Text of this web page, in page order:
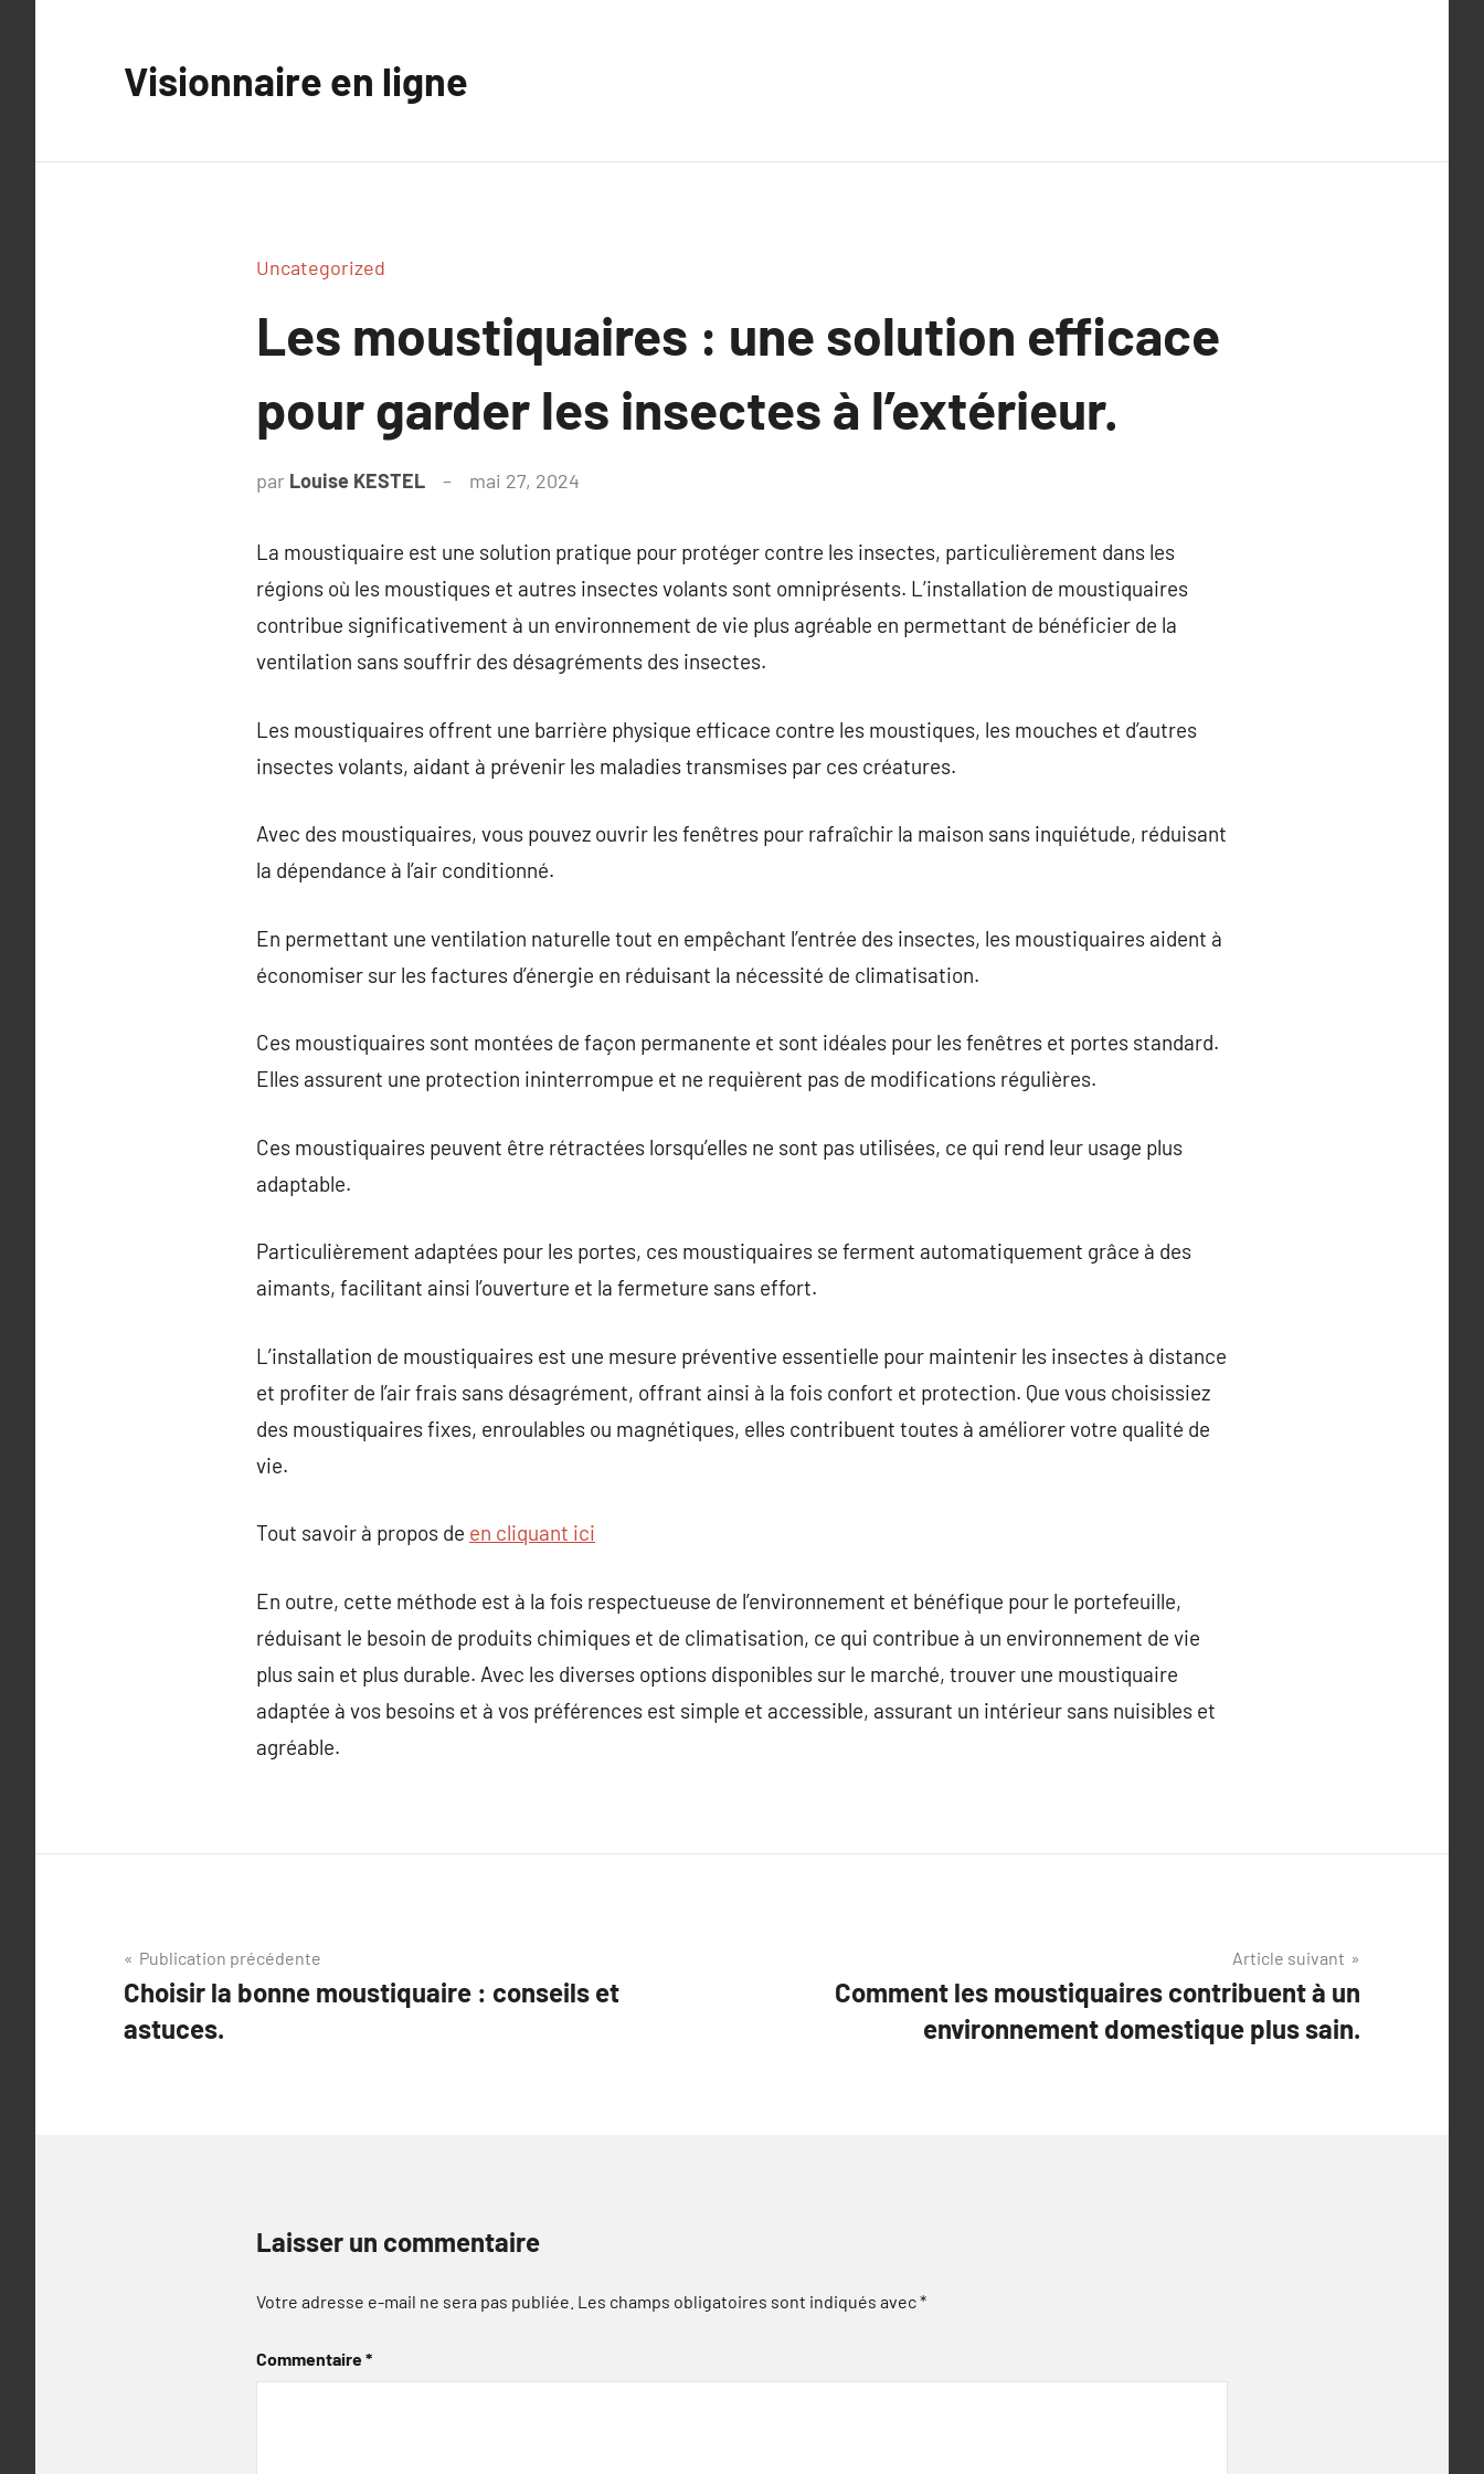
Visionnaire en ligne
Uncategorized
Les moustiquaires : une solution efficace
pour garder les insectes à l’extérieur.
par Louise KESTEL mai 27, 2024
La moustiquaire est une solution pratique pour protéger contre les insectes, particulièrement dans les
régions où les moustiques et autres insectes volants sont omniprésents. L’installation de moustiquaires
contribue significativement à un environnement de vie plus agréable en permettant de bénéficier de la
ventilation sans souffrir des désagréments des insectes.
Les moustiquaires offrent une barrière physique efficace contre les moustiques, les mouches et d’autres
insectes volants, aidant à prévenir les maladies transmises par ces créatures.
Avec des moustiquaires, vous pouvez ouvrir les fenêtres pour rafraîchir la maison sans inquiétude, réduisant
la dépendance à l’air conditionné.
En permettant une ventilation naturelle tout en empêchant l’entrée des insectes, les moustiquaires aident à
économiser sur les factures d’énergie en réduisant la nécessité de climatisation.
Ces moustiquaires sont montées de façon permanente et sont idéales pour les fenêtres et portes standard.
Elles assurent une protection ininterrompue et ne requièrent pas de modifications régulières.
Ces moustiquaires peuvent être rétractées lorsqu’elles ne sont pas utilisées, ce qui rend leur usage plus
adaptable.
Particulièrement adaptées pour les portes, ces moustiquaires se ferment automatiquement grâce à des
aimants, facilitant ainsi l’ouverture et la fermeture sans effort.
L’installation de moustiquaires est une mesure préventive essentielle pour maintenir les insectes à distance
et profiter de l’air frais sans désagrément, offrant ainsi à la fois confort et protection. Que vous choisissiez
des moustiquaires fixes, enroulables ou magnétiques, elles contribuent toutes à améliorer votre qualité de
vie.
Tout savoir à propos de en cliquant ici
En outre, cette méthode est à la fois respectueuse de l’environnement et bénéfique pour le portefeuille,
réduisant le besoin de produits chimiques et de climatisation, ce qui contribue à un environnement de vie
plus sain et plus durable. Avec les diverses options disponibles sur le marché, trouver une moustiquaire
adaptée à vos besoins et à vos préférences est simple et accessible, assurant un intérieur sans nuisibles et
agréable.
Navigation
de
l’article
Publication précédente
Choisir la bonne moustiquaire : conseils et
astuces.
Article suivant
Comment les moustiquaires contribuent à un
environnement domestique plus sain.
Laisser un commentaire
Votre adresse e-mail ne sera pas publiée. Les champs obligatoires sont indiqués avec*
Commentaire*